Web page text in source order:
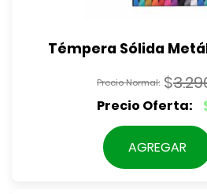
Témpera Sólida
$
El
precio
El
AGREGAR